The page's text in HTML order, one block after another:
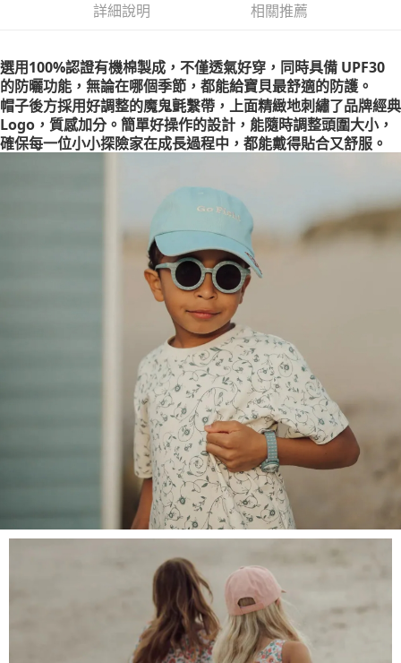
每筆NT$85，滿NT$999(含以上)免運費
每筆NT$100，滿NT$999(含以上)免運費
7-11取貨付款
每筆NT$85，滿NT$999(含以上)免運費
每筆NT$85，滿NT$999(含以上)免運費
詳細說明 相關推薦
選用100%認證有機棉製成，不僅透氣好穿，同時具備 UPF30
的防曬功能，無論在哪個季節，都能給寶貝最舒適的防護。
帽子後方採用好調整的魔鬼氈繫帶，上面精緻地刺繡了品牌經典
Logo，質感加分。簡單好操作的設計，能隨時調整頭圍大小，
確保每一位小小探險家在成長過程中，都能戴得貼合又舒服。